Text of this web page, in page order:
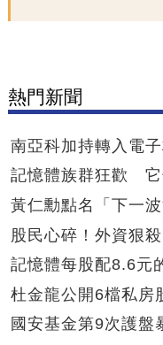
熱門新聞
南亞科加持轉入電
記憶體族群狂歡 它
黃仁勳點名「下一
股民心碎！外資狠
記憶體每股配8.6
杜金龍公開6檔私房
國安基金第9次護